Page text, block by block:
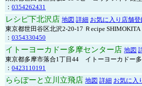
： 0354262431
レシピ下北沢店 地図 詳細 お気に入り店舗登
東京都世田谷区北沢2-20-17 Ｒecipe
： 0354330450
イトーヨーカドー多摩センター店 地図
東京都多摩市落合1丁目44 イトーヨーカドー
： 0423110191
ららぽーと立川立飛店 地図 詳細 お気に入